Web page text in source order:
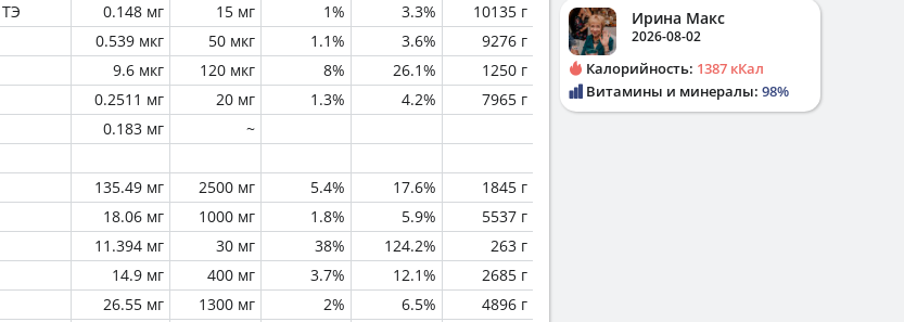
0.148 мг 15 мг 1% 3.3%
10135 г
0.539 мкг 50 мкг 1.1% 3.6%
9276 г
9.6 мкг 120 мкг 8% 26.1%
1250 г
0.2511 мг 20 мг 1.3% 4.2%
7965 г
0.183 мг ~
135.49 мг 2500 мг 5.4% 17.6%
1845 г
18.06 мг 1000 мг 1.8% 5.9%
5537 г
11.394 мг 30 мг 38% 124.2%
263 г
14.9 мг 400 мг 3.7% 12.1%
2685 г
26.55 мг 1300 мг 2% 6.5%
4896 г
Ирина Макс
2026-08-02
Калорийность: 1387 кКал
Витамины и минералы: 98%